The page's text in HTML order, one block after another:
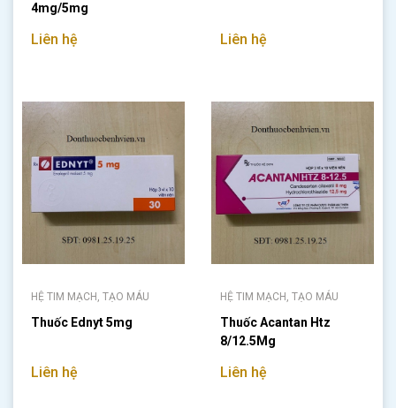
4mg/5mg
Liên hệ Liên hệ
HỆ TIM MẠCH, TẠO MÁU
Thuốc Ednyt 5mg
Liên hệ
HỆ TIM MẠCH, TẠO MÁU
Thuốc Acantan Htz
8/12.5Mg
Liên hệ